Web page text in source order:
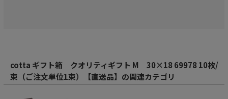
cotta ギフト箱 クオリティギフト M 30×18 69978 10枚/
束（ご注文単位1束）【直送品】の関連カテゴリ